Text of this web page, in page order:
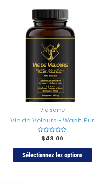
Vie saine
Vie de Velours - Wapiti Pur
Rated
sur
5
$43.00
Sélectionnez les options